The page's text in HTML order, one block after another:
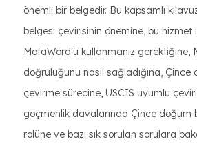
önemli bir belgedir. Bu kapsamlı
belgesi çevirisinin önemine, bu hizmet
MotaWord'ü kullanmanız gerektiğine,
doğruluğunu nasıl sağladığına,
çevirme sürecine, USCIS uyumlu
göçmenlik davalarında Çince doğum
rolüne ve bazı sık sorulan sorulara